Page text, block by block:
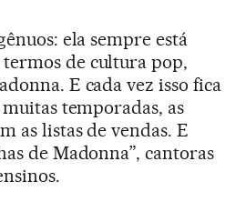
ela sempre está
de cultura pop,
E cada vez isso fica
temporadas, as
as listas de vendas. E
de Madonna”, cantoras